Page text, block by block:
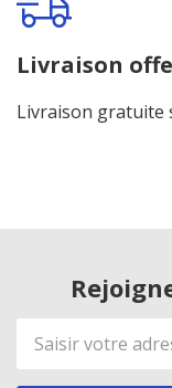
Livraison
Livraison gratuite
Adresse
de